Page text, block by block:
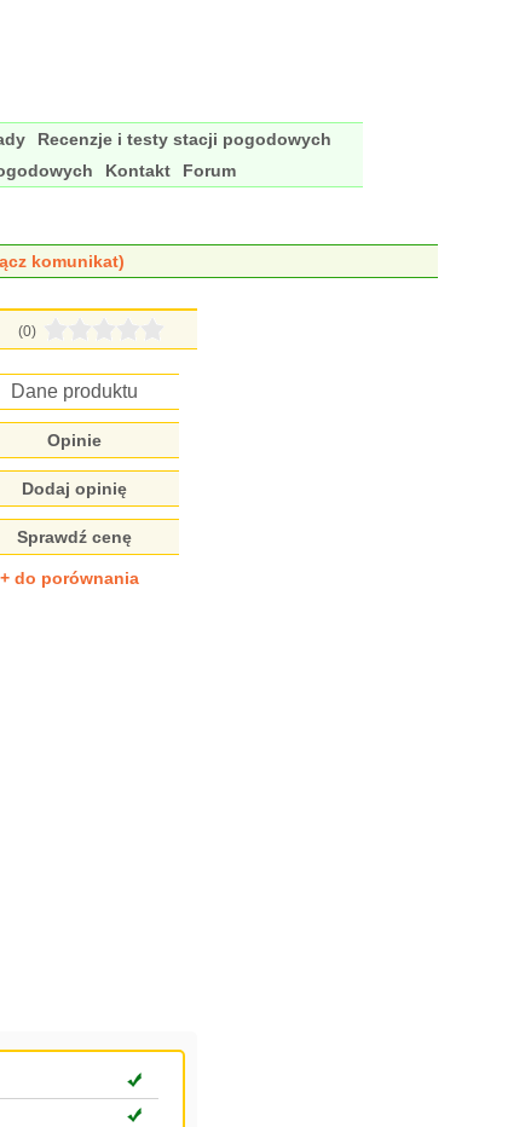
Recenzje i testy stacji pogodowych
Kontakt Forum
komunikat)
(0)
Dane produktu
Opinie
Dodaj opinię
Sprawdź cenę
+ do porównania